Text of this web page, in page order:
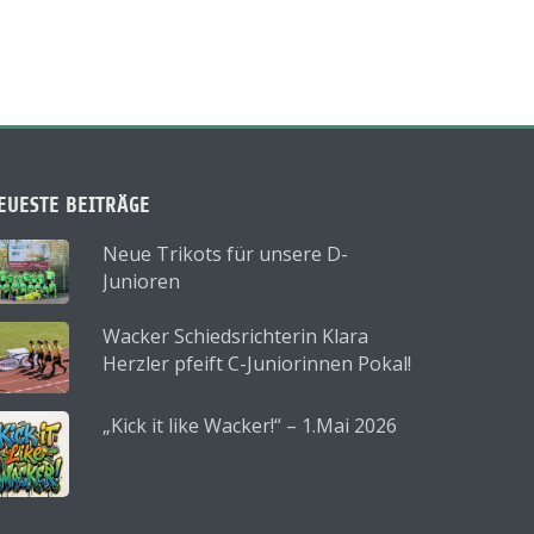
BEITRÄGE
Neue Trikots für unsere D-
Junioren
Wacker Schiedsrichterin Klara
Herzler pfeift C-Juniorinnen Pokal!
„Kick it like Wacker!“ – 1.Mai 2026